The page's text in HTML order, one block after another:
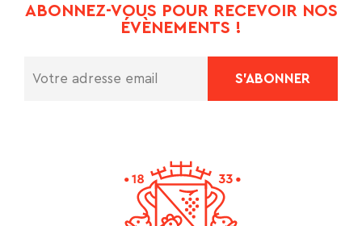
ABONNEZ-VOUS POUR RECEVOIR NOS
ÉVÈNEMENTS !